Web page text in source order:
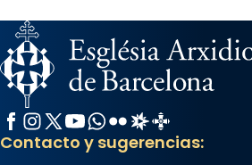
Facebook
Instagram
X / Twitter
YouTube
WhatsApp
FlickrRadio Estel
Catalunya
Contacto y sugerencias: